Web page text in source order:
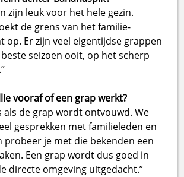
zijn leuk voor het hele gezin.
de grens van het familie-
op. Er zijn veel eigentijdse grappen
seizoen ooit, op het scherp
vooraf of een grap werkt?
als de grap wordt ontvouwd. We
gesprekken met familieleden en
probeer je met die bekenden een
Een grap wordt dus goed in
directe omgeving uitgedacht.”